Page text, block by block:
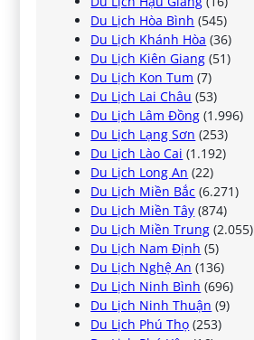
Du Lịch Hòa Bình (545)
Du Lịch Khánh Hòa (36)
Du Lịch Kiên Giang (51)
Du Lịch Kon Tum (7)
Du Lịch Lai Châu (53)
Du Lịch Lâm Đồng (1.996)
Du Lịch Lạng Sơn (253)
Du Lịch Lào Cai (1.192)
Du Lịch Long An (22)
Du Lịch Miền Bắc (6.271)
Du Lịch Miền Tây (874)
Du Lịch Miền Trung (2.055)
Du Lịch Nam Định (5)
Du Lịch Nghệ An (136)
Du Lịch Ninh Bình (696)
Du Lịch Ninh Thuận (9)
Du Lịch Phú Thọ (253)